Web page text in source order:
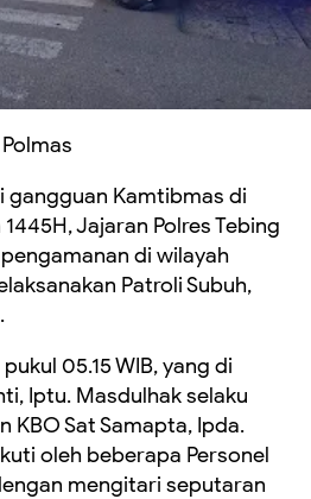
gangguan Kamtibmas di
Jajaran Polres Tebing
di wilayah
Patroli Subuh,
05.15 WIB, yang di
Iptu. Masdulhak selaku
KBO Sat Samapta, Ipda.
oleh beberapa Personel
mengitari seputaran